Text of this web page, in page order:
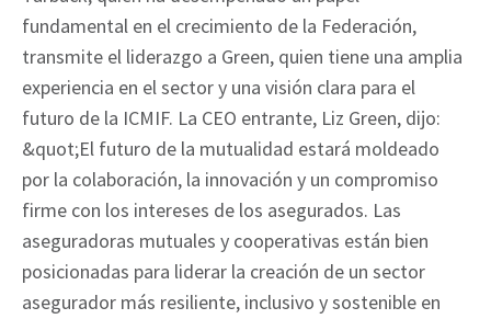
fundamental en el crecimiento de la Federación,
transmite el liderazgo a Green, quien tiene una amplia
experiencia en el sector y una visión clara para el
futuro de la ICMIF. La CEO entrante, Liz Green, dijo:
&quot;El futuro de la mutualidad estará moldeado
por la colaboración, la innovación y un compromiso
firme con los intereses de los asegurados. Las
aseguradoras mutuales y cooperativas están bien
posicionadas para liderar la creación de un sector
asegurador más resiliente, inclusivo y sostenible en